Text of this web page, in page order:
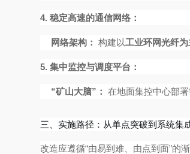
4. 稳定高速的通信网络：
网络架构： 构建以工业环网光纤
5. 集中监控与调度平台：
“矿山大脑”： 在地面集控中心部
三、实施路径：从单点突破到系统集
改造应遵循“由易到难、由点到面”的